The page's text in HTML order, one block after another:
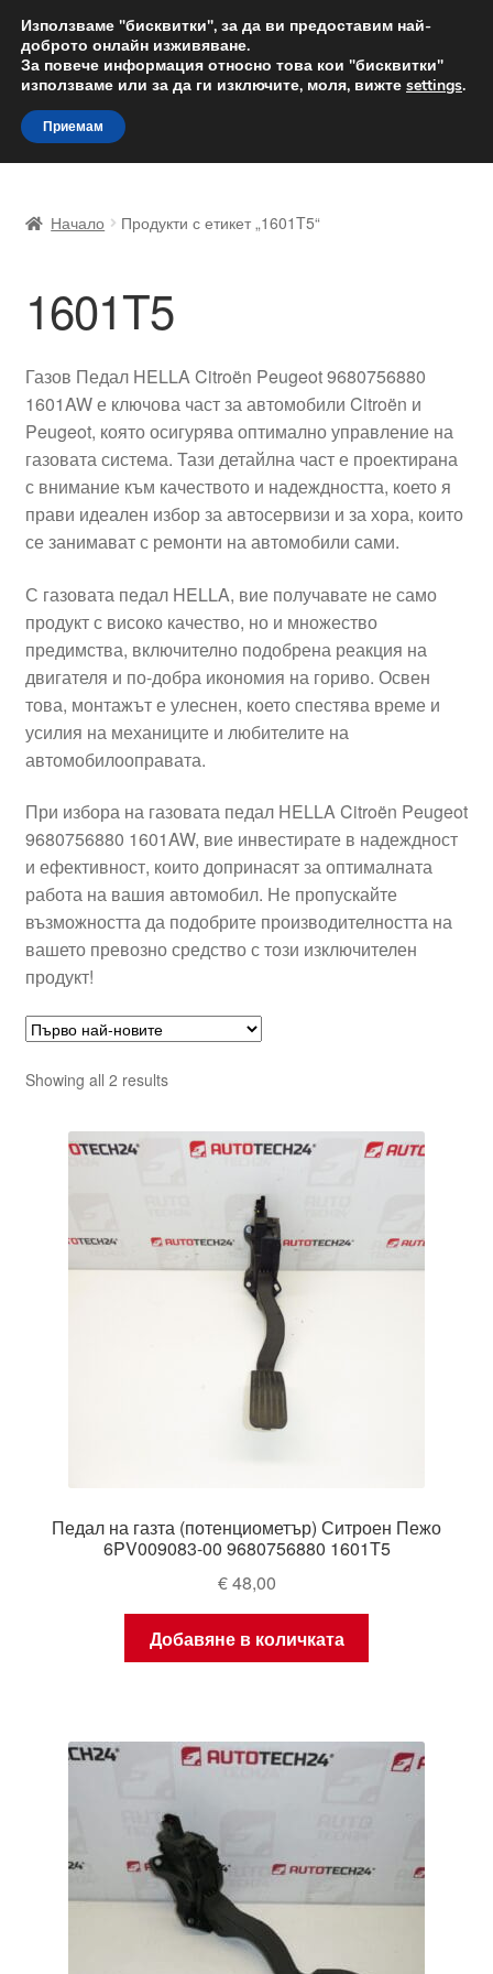
ДОСТАВКА от 12 лв.
Доставка по целия свят
Skip
to
navigation
Skip
to
content
Доставка по целия свят
Жалби
Количка
Контакт
Моята сметка
Плащанията
Политика за поверителност
Правила и условия
Процедура за рекламации
Разгледайте
Транспорт
Начало Продукти с етикет „1601T5“
1601T5
Газов Педал HELLA Citroën Peugeot 9680756880
1601AW е ключова част за автомобили Citroën и
Peugeot, която осигурява оптимално управление на
газовата система. Тази детайлна част е проектирана
с внимание към качеството и надеждността, което я
прави идеален избор за автосервизи и за хора, които
се занимават с ремонти на автомобили сами.
С газовата педал HELLA, вие получавате не само
продукт с високо качество, но и множество
предимства, включително подобрена реакция на
двигателя и по-добра икономия на гориво. Освен
това, монтажът е улеснен, което спестява време и
усилия на механиците и любителите на
автомобилооправата.
При избора на газовата педал HELLA Citroën Peugeot
9680756880 1601AW, вие инвестирате в надеждност
и ефективност, които допринасят за оптималната
работа на вашия автомобил. Не пропускайте
възможността да подобрите производителността на
вашето превозно средство с този изключителен
продукт!
Showing all 2 resultsSorted
latest
Педал на газта (потенциометър) Ситроен Пежо
6PV009083-00 9680756880 1601T5
€48,00
Добавяне в количката
Използваме "бисквитки", за да ви предоставим най-
доброто онлайн изживяване.
За повече информация относно това кои "бисквитки"
използваме или за да ги изключите, моля, вижте settings.
Приемам